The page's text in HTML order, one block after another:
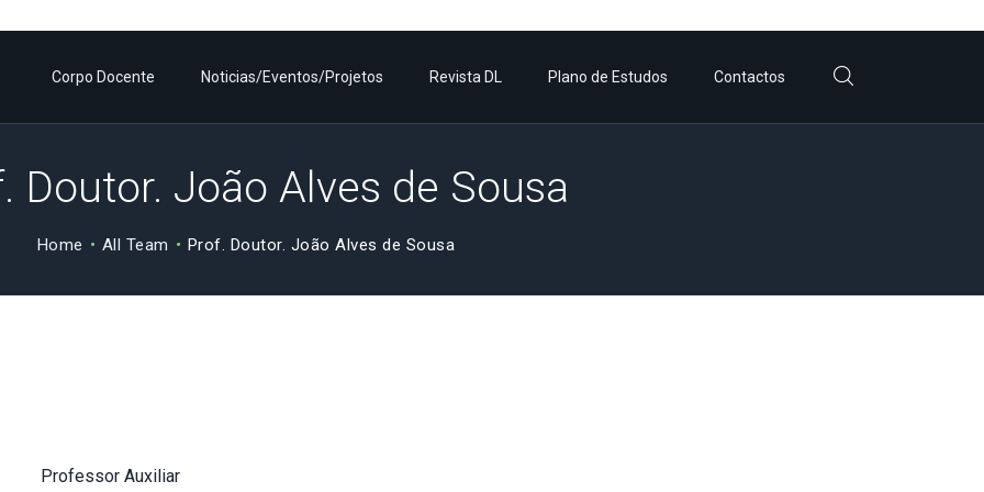
Corpo Docente Noticias/Eventos/Projetos Revista DL Plano de Estudos Contactos
Doutor. João Alves de Sousa
Home All Team Prof. Doutor. João Alves de Sousa
CORPO DOCENTE
NOTICIAS/EVENTOS/P
REVISTA DL
Professor Auxiliar